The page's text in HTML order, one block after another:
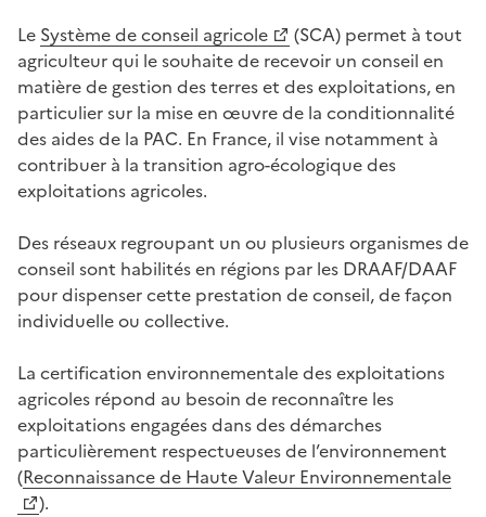
Le Système de conseil agricole
(SCA) permet à tout
agriculteur qui le souhaite de recevoir un conseil en
matière de gestion des terres et des exploitations, en
particulier sur la mise en œuvre de la conditionnalité
des aides de la PAC. En France, il vise notamment à
contribuer à la transition agro-écologique des
exploitations agricoles.
Des réseaux regroupant un ou plusieurs organismes de
conseil sont habilités en régions par les DRAAF/DAAF
pour dispenser cette prestation de conseil, de façon
individuelle ou collective.
La certification environnementale des exploitations
agricoles répond au besoin de reconnaître les
exploitations engagées dans des démarches
particulièrement respectueuses de l’environnement
(Reconnaissance de Haute Valeur Environnementale
).